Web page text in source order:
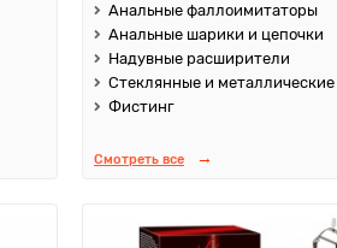
Анальные фаллоимитаторы
Анальные шарики и цепочки
Надувные расширители
Стеклянные и металлические
Фистинг
Смотреть все